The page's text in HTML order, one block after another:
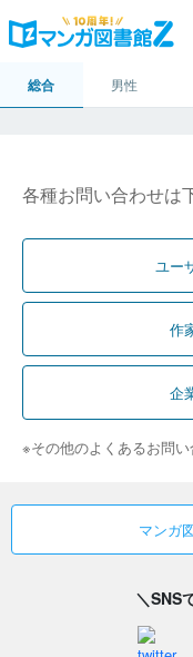
総合 男性
各種お問い合わせは
ユー
作
企
※その他のよくあるお問
マンガ
＼SNS